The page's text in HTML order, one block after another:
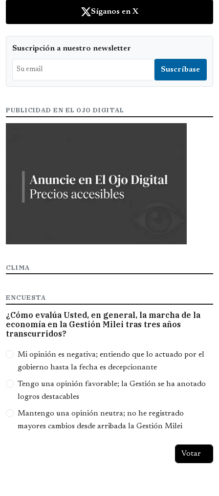
Síganos en X
Suscripción a nuestro newsletter
PUBLICIDAD EN EL OJO DIGITAL
CLIMA
ENCUESTA
¿Cómo evalúa Usted, en general, la marcha de la
economía en la Gestión Milei tras tres años
transcurridos?
Opciones
Mi opinión es negativa; entiendo que lo actuado por el
gobierno hasta la fecha es decepcionante
Tengo una opinión favorable; la Gestión se ha anotado
logros destacables
Mantengo una opinión neutra; no he registrado
mayores cambios desde arribada la Gestión Milei